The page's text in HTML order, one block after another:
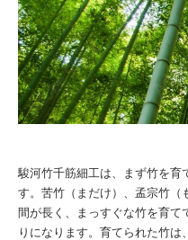
駿河竹千筋細工は、まず竹を育
す。苦竹（まだけ）、孟宗竹（
間が長く、まっすぐな竹を育て
りになります。育てられた竹